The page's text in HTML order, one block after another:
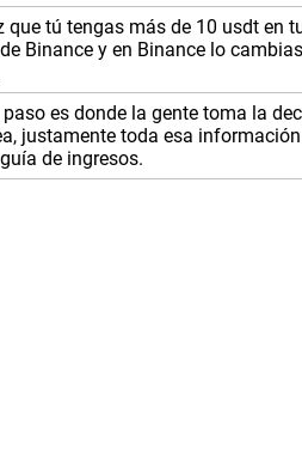
que tú tengas más de 10 usdt en
Binance y en Binance lo
paso es donde la gente toma la
justamente toda esa
de ingresos.